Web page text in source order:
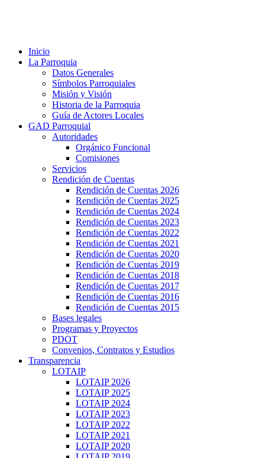
Inicio
La Parroquia
Datos Generales
Símbolos Parroquiales
Misión y Visión
Historia de la Parroquia
Guía de Actores Locales
GAD Parroquial
Autoridades
Orgánico Funcional
Comisiones
Servicios
Rendición de Cuentas
Rendición de Cuentas 2026
Rendición de Cuentas 2025
Rendición de Cuentas 2024
Rendición de Cuentas 2023
Rendición de Cuentas 2022
Rendición de Cuentas 2021
Rendición de Cuentas 2020
Rendición de Cuentas 2019
Rendición de Cuentas 2018
Rendición de Cuentas 2017
Rendición de Cuentas 2016
Rendición de Cuentas 2015
Bases legales
Programas y Proyectos
PDOT
Convenios, Contratos y Estudios
Transparencia
LOTAIP
LOTAIP 2026
LOTAIP 2025
LOTAIP 2024
LOTAIP 2023
LOTAIP 2022
LOTAIP 2021
LOTAIP 2020